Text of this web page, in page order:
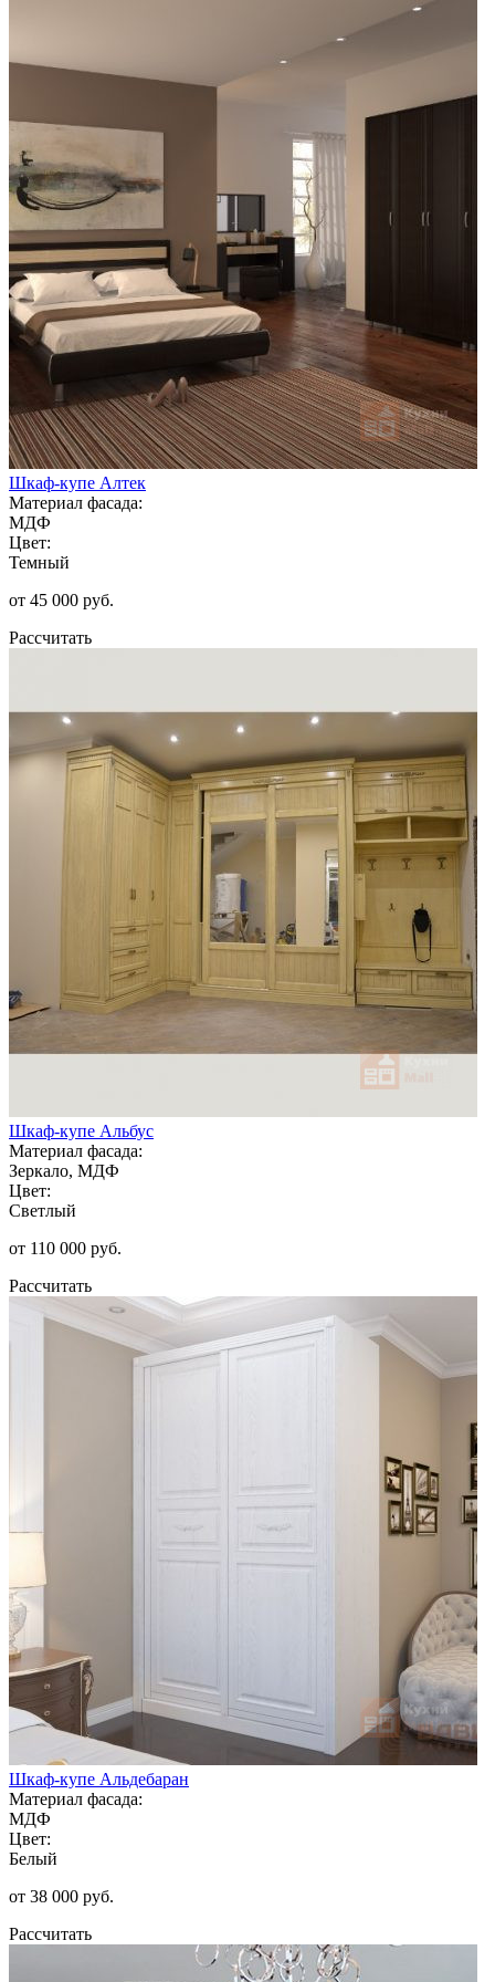
Шкаф-купе Алтек
Материал фасада:
МДФ
Цвет:
Темный
от 45 000 руб.
Рассчитать
Шкаф-купе Альбус
Материал фасада:
Зеркало, МДФ
Цвет:
Светлый
от 110 000 руб.
Рассчитать
Шкаф-купе Альдебаран
Материал фасада:
МДФ
Цвет:
Белый
от 38 000 руб.
Рассчитать